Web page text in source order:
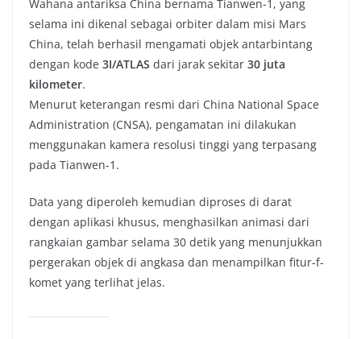
Wahana antariksa China bernama Tianwen-1, yang
selama ini dikenal sebagai orbiter dalam misi Mars
China, telah berhasil mengamati objek antarbintang
dengan kode 3I/ATLAS dari jarak sekitar 30 juta
kilometer.
Menurut keterangan resmi dari China National Space
Administration (CNSA), pengamatan ini dilakukan
menggunakan kamera resolusi tinggi yang terpasang
pada Tianwen-1.
Data yang diperoleh kemudian diproses di darat
dengan aplikasi khusus, menghasilkan animasi dari
rangkaian gambar selama 30 detik yang menunjukkan
pergerakan objek di angkasa dan menampilkan fitur-f-
komet yang terlihat jelas.